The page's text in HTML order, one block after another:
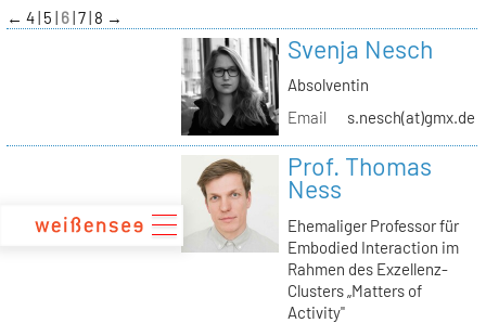
zum
Inhalt
← 4 5 6 7 8 →
Svenja Nesch
Absolventin
Email
s.nesch(at)gmx.de
Prof. Thomas
Ness
Ehemaliger Professor für
Embodied Interaction im
Rahmen des Exzellenz-
Clusters „Matters of
Activity"